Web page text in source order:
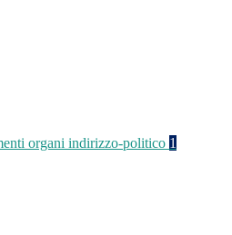
organi indirizzo-politico 1